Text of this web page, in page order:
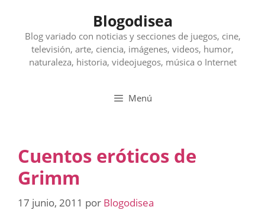
contenido
Blogodisea
Blog variado con noticias y secciones de juegos, cine,
televisión, arte, ciencia, imágenes, videos, humor,
naturaleza, historia, videojuegos, música o Internet
Menú
Cuentos eróticos de
Grimm
17 junio, 2011 por Blogodisea